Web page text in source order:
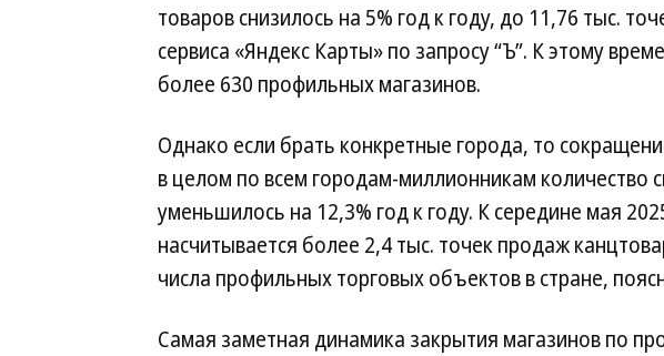
товаров снизилось на 5% год к году, до 11,76 тыс.
сервиса «Яндекс Карты» по запросу “Ъ”. К этому
более 630 профильных магазинов.
Однако если брать конкретные города, то
в целом по всем городам-миллионникам количество
уменьшилось на 12,3% год к году. К середине мая
насчитывается более 2,4 тыс. точек продаж
числа профильных торговых объектов в стране,
Самая заметная динамика закрытия магазинов по